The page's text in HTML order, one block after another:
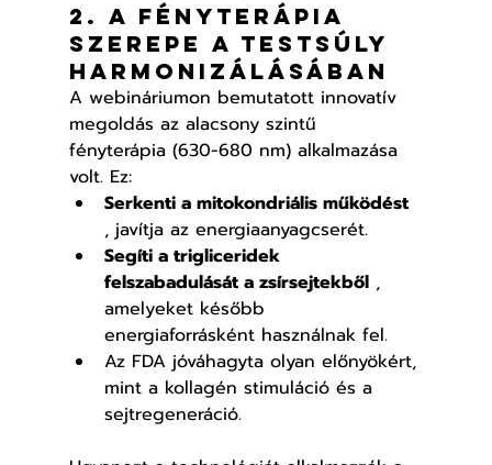
2. A fényterápia
szerepe a testsúly
harmonizálásában
A webináriumon bemutatott innovatív
megoldás az alacsony szintű
fényterápia (630-680 nm) alkalmazása
volt. Ez:
Serkenti a mitokondriális működést
, javítja az energiaanyagcserét.
Segíti a trigliceridek
felszabadulását a zsírsejtekből ,
amelyeket később
energiaforrásként használnak fel.
Az FDA jóváhagyta olyan előnyökért,
mint a kollagén stimuláció és a
sejtregeneráció.